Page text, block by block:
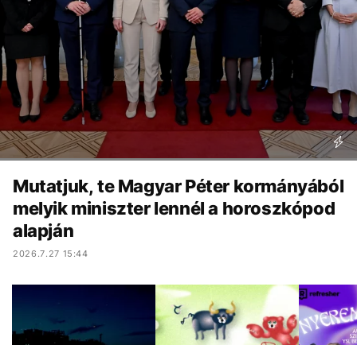
Mutatjuk, te Magyar Péter kormányából
melyik miniszter lennél a horoszkópod
alapján
2026.7.27 15:44